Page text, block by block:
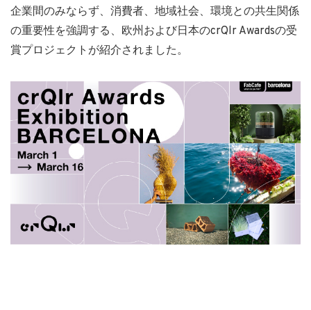
企業間のみならず、消費者、地域社会、環境との共生関係
の重要性を強調する、欧州および日本のcrQlr Awardsの受
賞プロジェクトが紹介されました。